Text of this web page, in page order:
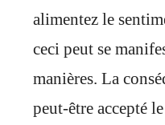
alimentez le
ceci peut se
manières. La
peut-être accepté